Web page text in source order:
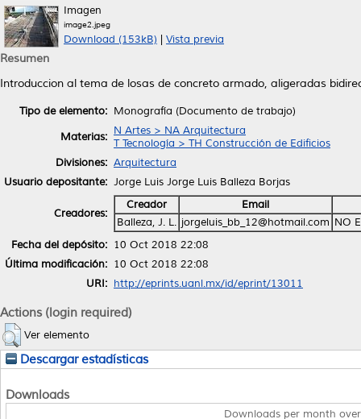
Imagen
image2.jpeg
Download (153kB) Vista previa
Resumen
Introduccion al tema de losas de concreto armado, aligeradas
Tipo de elemento: Monografía (Documento de trabajo)
Materias: N Artes > NA Arquitectura
T Tecnología > TH Construcción de Edificios
Divisiones: Arquitectura
Usuario depositante: Jorge Luis Jorge Luis Balleza Borjas
Creadores:
Creador
Email
Balleza, J. L. jorgeluis_bb_12@hotmail.com NO
Fecha del depósito: 10 Oct 2018 22:08
Última modificación: 10 Oct 2018 22:08
URI: http://eprints.uanl.mx/id/eprint/13011
Actions (login required)
Ver elemento
Descargar estadísticas
Downloads
Downloads per month